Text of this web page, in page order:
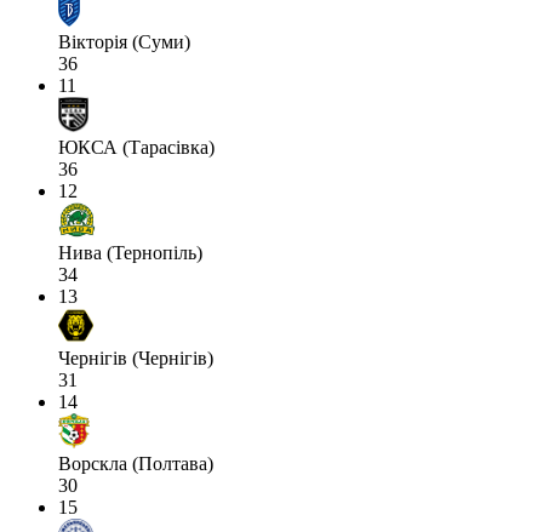
Вікторія (Суми)
36
11
ЮКСА (Тарасівка)
36
12
Нива (Тернопіль)
34
13
Чернігів (Чернігів)
31
14
Ворскла (Полтава)
30
15